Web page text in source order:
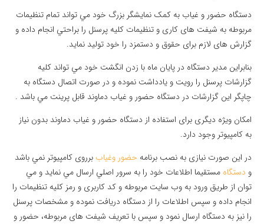
دستگاه حضور و غیاب به کمک نمايشگر بزرگ خود مي تواند تمام تنظيمات
مربوطه به شيفت های کاری و تنظيمات کليه پرسنل را براحتي انجام داده و
گزارش های لازم برای حقوق و دستمزد را خود توليد نمايد.
بنابراين مدير دستگاه در پايان ماه با زدن انگشت خود مي تواند کليه
گزارشات پرسنل را رويت و يادداشت نموده و در صورت اتصال دستگاه به
چاپگر اين گزارشات در دستگاه حضور و غیاب دماوند قابل پرينت مي باشد .
امکان ويژه ديگری برای استفاده از دستگاه حضور و غیاب دماوند بدون نياز
به کامپيوتر وجود دارد.
در اين صورت نيازی به نصب برنامه حضور وغياب برروی کامپيوتر نمي باشد
و دستگاه مستقيما اطلاعات خود را به سرور اصلي ارسال مي نمايد و مي
توان از طريق ورود به وب سايت مربوطه و کد کاربری و رمز کليه تنظيمات را
انجام داده و سپس اطلاعات را از دستگاه دريافت نموده و مشخصات پرسنل
را نيز به دستگاه ارسال نمود و سپس با تعريف شيفت های مربوطه، حضور و